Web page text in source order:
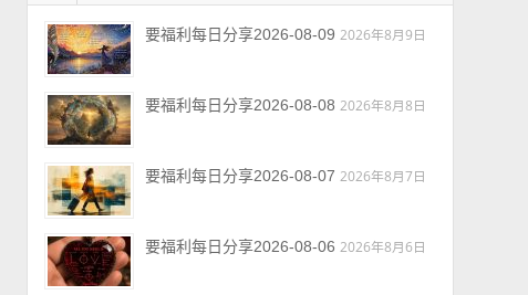
要福利每日分享2026-08-09 2026年8月9日
要福利每日分享2026-08-08 2026年8月8日
要福利每日分享2026-08-07 2026年8月7日
要福利每日分享2026-08-06 2026年8月6日